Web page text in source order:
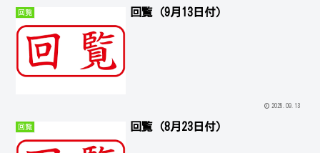
回覧 回覧（9月13日付）
2025.09.13
回覧 回覧（8月23日付）